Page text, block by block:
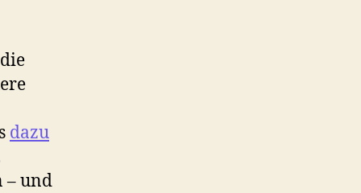
dazu
– und